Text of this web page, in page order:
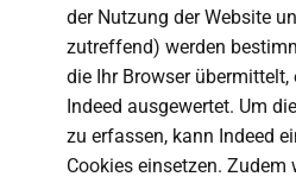
der Nutzung der Website
zutreffend) werden
die Ihr Browser übermittelt,
Indeed ausgewertet. Um
zu erfassen, kann Indeed
Cookies einsetzen. Zudem